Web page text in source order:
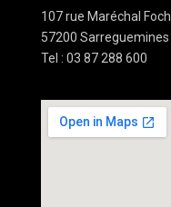
107 rue Maréchal Foch
57200 Sarreguemines
Tel : 03 87 288 600